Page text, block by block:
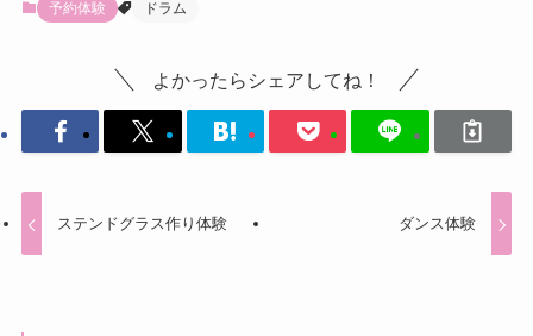
予約体験 ドラム
よかったらシェアしてね！
ステンドグラス作り体験 ダンス体験